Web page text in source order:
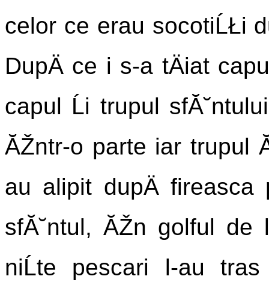
celor ce erau socotiĹŁi
DupÄ ce i s-a tÄiat
capul Ĺi trupul
ĂŽntr-o parte iar trupul
au alipit dupÄ fireasca
sfĂ˘ntul, ĂŽn golful de
niĹte pescari l-au